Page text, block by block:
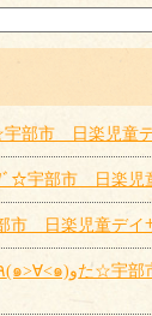
部市 日楽児童
ﾞ☆宇部市 日楽児
日楽児童デイ